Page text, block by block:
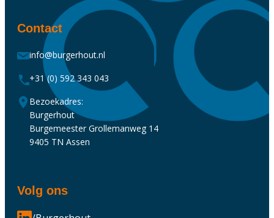
Contact
info@burgerhout.nl
+31 (0) 592 343 043
Bezoekadres:
Burgerhout
Burgemeester Grollemanweg 14
9405 TN Assen
Volg ons